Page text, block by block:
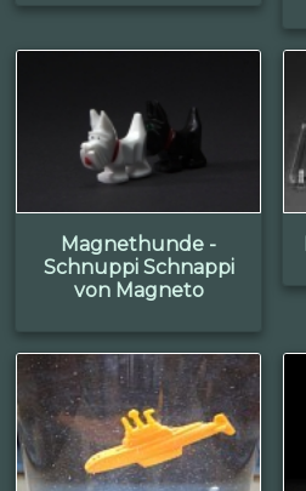
Magnethunde -
Schnuppi Schnappi
von Magneto